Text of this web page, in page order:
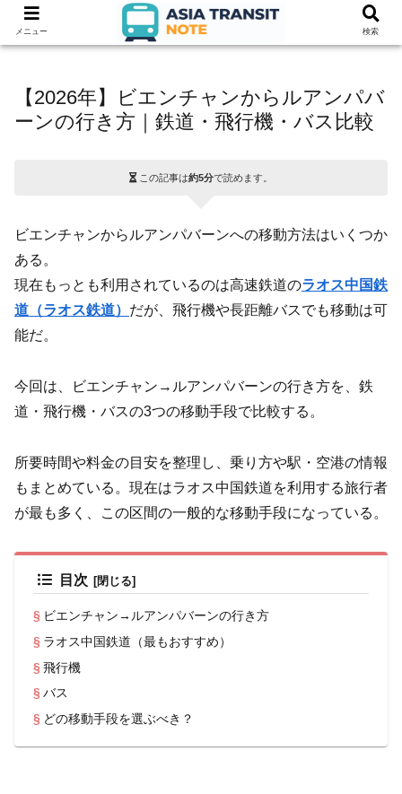
【2026年】ビエンチャンからルアンパバ
ーンの行き方｜鉄道・飛行機・バス比較
この記事は約5分で読めます。
ビエンチャンからルアンパバーンへの移動方法はいくつか
ある。
現在もっとも利用されているのは高速鉄道のラオス中国鉄
道（ラオス鉄道） だが、飛行機や長距離バスでも移動は可
能だ。
今回は、ビエンチャン→ルアンパバーンの行き方を、鉄
道・飛行機・バスの3つの移動手段で比較する。
所要時間や料金の目安を整理し、乗り方や駅・空港の情報
もまとめている。現在はラオス中国鉄道を利用する旅行者
が最も多く、この区間の一般的な移動手段になっている。
目次
ビエンチャン→ルアンパバーンの行き方
ラオス中国鉄道（最もおすすめ）
飛行機
バス
どの移動手段を選ぶべき？
メニュー 検索